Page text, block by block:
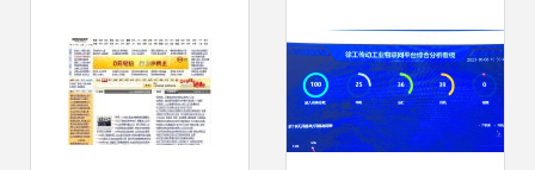
网络安全技术评测
解读